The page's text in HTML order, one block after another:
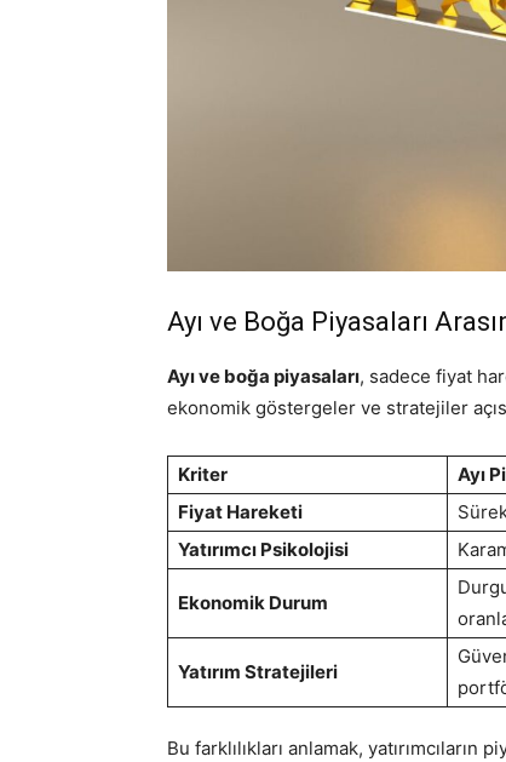
Ayı ve Boğa Piyasaları
Ayı ve boğa piyasaları, sadece fiyat
ekonomik göstergeler ve stratejiler
Kriter Ayı
Fiyat Hareketi
Yatırımcı Psikolojisi
Ekonomik Durum
Yatırım Stratejileri
Bu farklılıkları anlamak,